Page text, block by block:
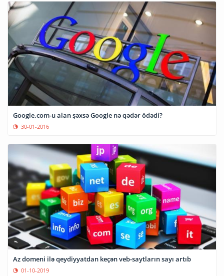
Google.com-u alan şəxsə Google nə qədər ödədi?
30-01-2016
Az domeni ilə qeydiyyatdan keçən veb-saytların sayı artıb
01-10-2019